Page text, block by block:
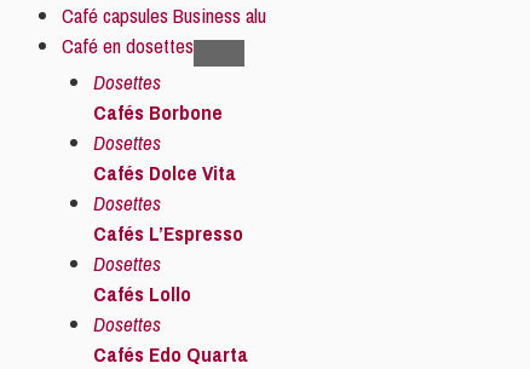
Café capsules Business alu
Café en dosettes
Dosettes
Cafés Borbone
Dosettes
Cafés Dolce Vita
Dosettes
Cafés L’Espresso
Dosettes
Cafés Lollo
Dosettes
Cafés Edo Quarta